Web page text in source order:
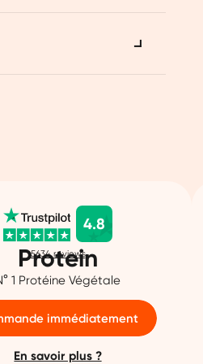
à votre
4.8
5634 reviews
Protein
1 Protéine Végétale
immédiatement
En savoir plus ?